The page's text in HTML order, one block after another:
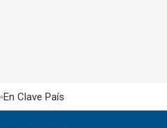
En Clave País